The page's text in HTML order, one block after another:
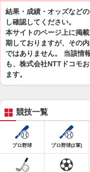
結果・成績・オッズなど
し確認してください。
本サイトのページ上に掲
期しておりますが、その
ではありません。 当該情
も、株式会社NTTドコモ
ます。
競技一覧
プロ野球 プロ野球(2軍)